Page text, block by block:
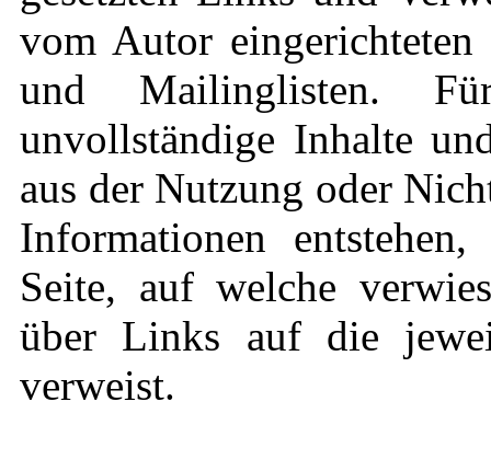
vom Autor eingerichteten
und Mailinglisten.
unvollständige Inhalte
aus der Nutzung oder
Informationen
Seite, auf welche
über Links auf die
verweist.